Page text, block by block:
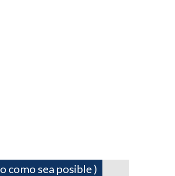
como sea posible )